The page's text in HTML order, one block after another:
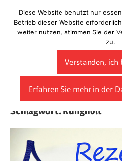
Inhalt
springen
Schlagwort: Rungholt
Diese Website benutzt nur
Betrieb dieser Website
weiter nutzen, stimmen Sie der
zu.
Verstanden, ich
Erfahren Sie mehr in der